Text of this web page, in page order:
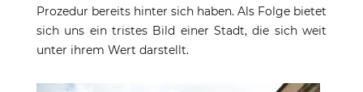
Prozedur bereits hinter sich haben. Als Folge bietet
sich uns ein tristes Bild einer Stadt, die sich weit
unter ihrem Wert darstellt.